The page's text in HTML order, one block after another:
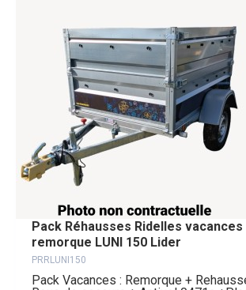
Pack Réhausses Ridelles vacances
remorque LUNI 150 Lider
PRRLUNI150
Pack Vacances : Remorque +